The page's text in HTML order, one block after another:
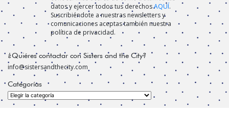
datos y ejercer todos tus derechosAQUÍ.
Suscribiéndote a nuestras newsletters y
comunicaciones aceptas también nuestra
política de privacidad.
¿Quiéres contactar con Sisters and the City?
info@sistersandthecity.com
Categorías
Categorías